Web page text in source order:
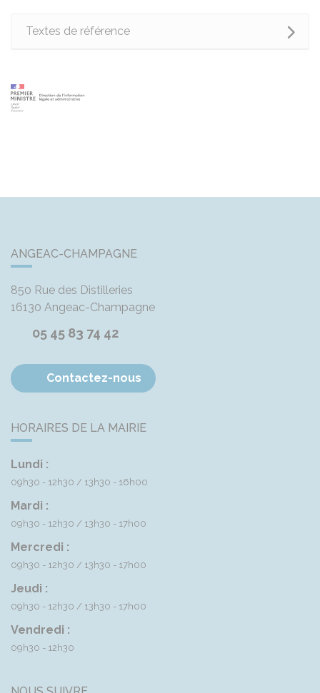
Textes de référence
ANGEAC-CHAMPAGNE
850 Rue des Distilleries
16130 Angeac-Champagne
05 45 83 74 42
Contactez-nous
HORAIRES DE LA MAIRIE
Lundi :
09h30 - 12h30 13h30 - 16h00
Mardi :
09h30 - 12h30 13h30 - 17h00
Mercredi :
09h30 - 12h30 13h30 - 17h00
Jeudi :
09h30 - 12h30 13h30 - 17h00
Vendredi :
09h30 - 12h30